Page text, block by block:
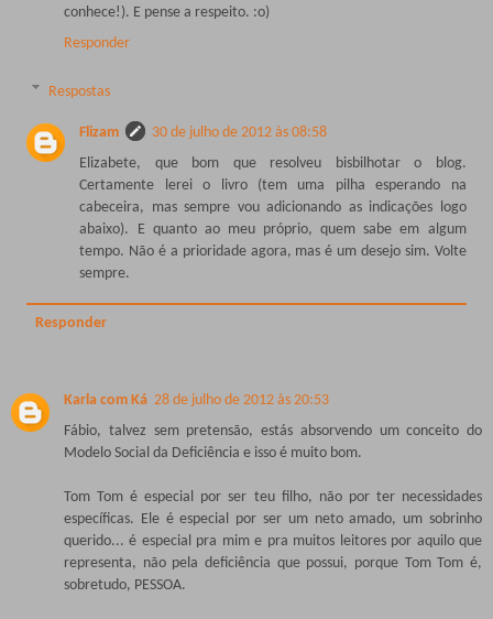
conhece!). E pense a respeito. :o)
Responder
Respostas
Flizam
30 de julho de 2012 às 08:58
Elizabete, que bom que resolveu bisbilhotar o blog.
Certamente lerei o livro (tem uma pilha esperando na
cabeceira, mas sempre vou adicionando as indicações logo
abaixo). E quanto ao meu próprio, quem sabe em algum
tempo. Não é a prioridade agora, mas é um desejo sim. Volte
sempre.
Responder
Karla com Ká 28 de julho de 2012 às 20:53
Fábio, talvez sem pretensão, estás absorvendo um conceito do
Modelo Social da Deficiência e isso é muito bom.
Tom Tom é especial por ser teu filho, não por ter necessidades
específicas. Ele é especial por ser um neto amado, um sobrinho
querido... é especial pra mim e pra muitos leitores por aquilo que
representa, não pela deficiência que possui, porque Tom Tom é,
sobretudo, PESSOA.